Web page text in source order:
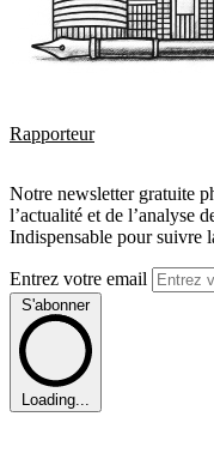
Rapporteur
Notre newsletter gratuite
l’actualité et de l’analyse
Indispensable pour suivre
Entrez votre email
S'abonner
Loading...